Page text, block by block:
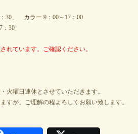
30、 カラー 9：00～17：00
30
れています。ご確認ください。
火曜日連休とさせていただきます。
すが、ご理解の程よろしくお願い致します。